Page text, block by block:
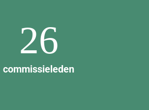
26
commissieleden